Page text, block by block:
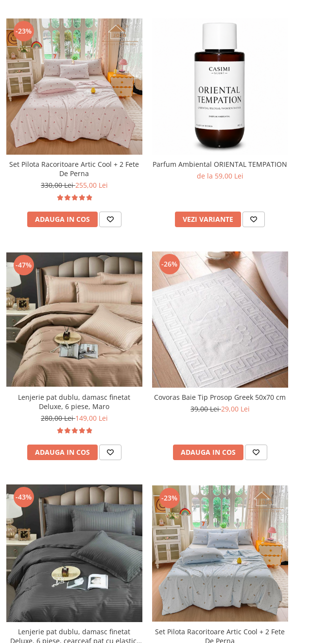
-23%
Set Pilota Racoritoare Artic Cool + 2 Fete
De Perna
330,00 Lei255,00 Lei
ADAUGA IN COS
Parfum Ambiental ORIENTAL TEMPATION
de la 59,00 Lei
VEZI VARIANTE
-47%
Lenjerie pat dublu, damasc finetat
Deluxe, 6 piese, Maro
280,00 Lei149,00 Lei
ADAUGA IN COS
-26%
Covoras Baie Tip Prosop Greek 50x70 cm
39,00 Lei29,00 Lei
ADAUGA IN COS
-43%
Lenjerie pat dublu, damasc finetat
Deluxe, 6 piese, cearceaf pat cu elastic,
-23%
Set Pilota Racoritoare Artic Cool + 2 Fete
De Perna